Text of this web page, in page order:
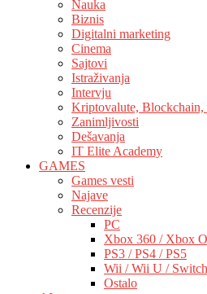
Nauka
Biznis
Digitalni marketing
Cinema
Sajtovi
Istraživanja
Intervju
Kriptovalute, Blockchain,
Zanimljivosti
Dešavanja
IT Elite Academy
GAMES
Games vesti
Najave
Recenzije
PC
Xbox 360 / Xbox
PS3 / PS4 / PS5
Wii / Wii U / Switch
Ostalo